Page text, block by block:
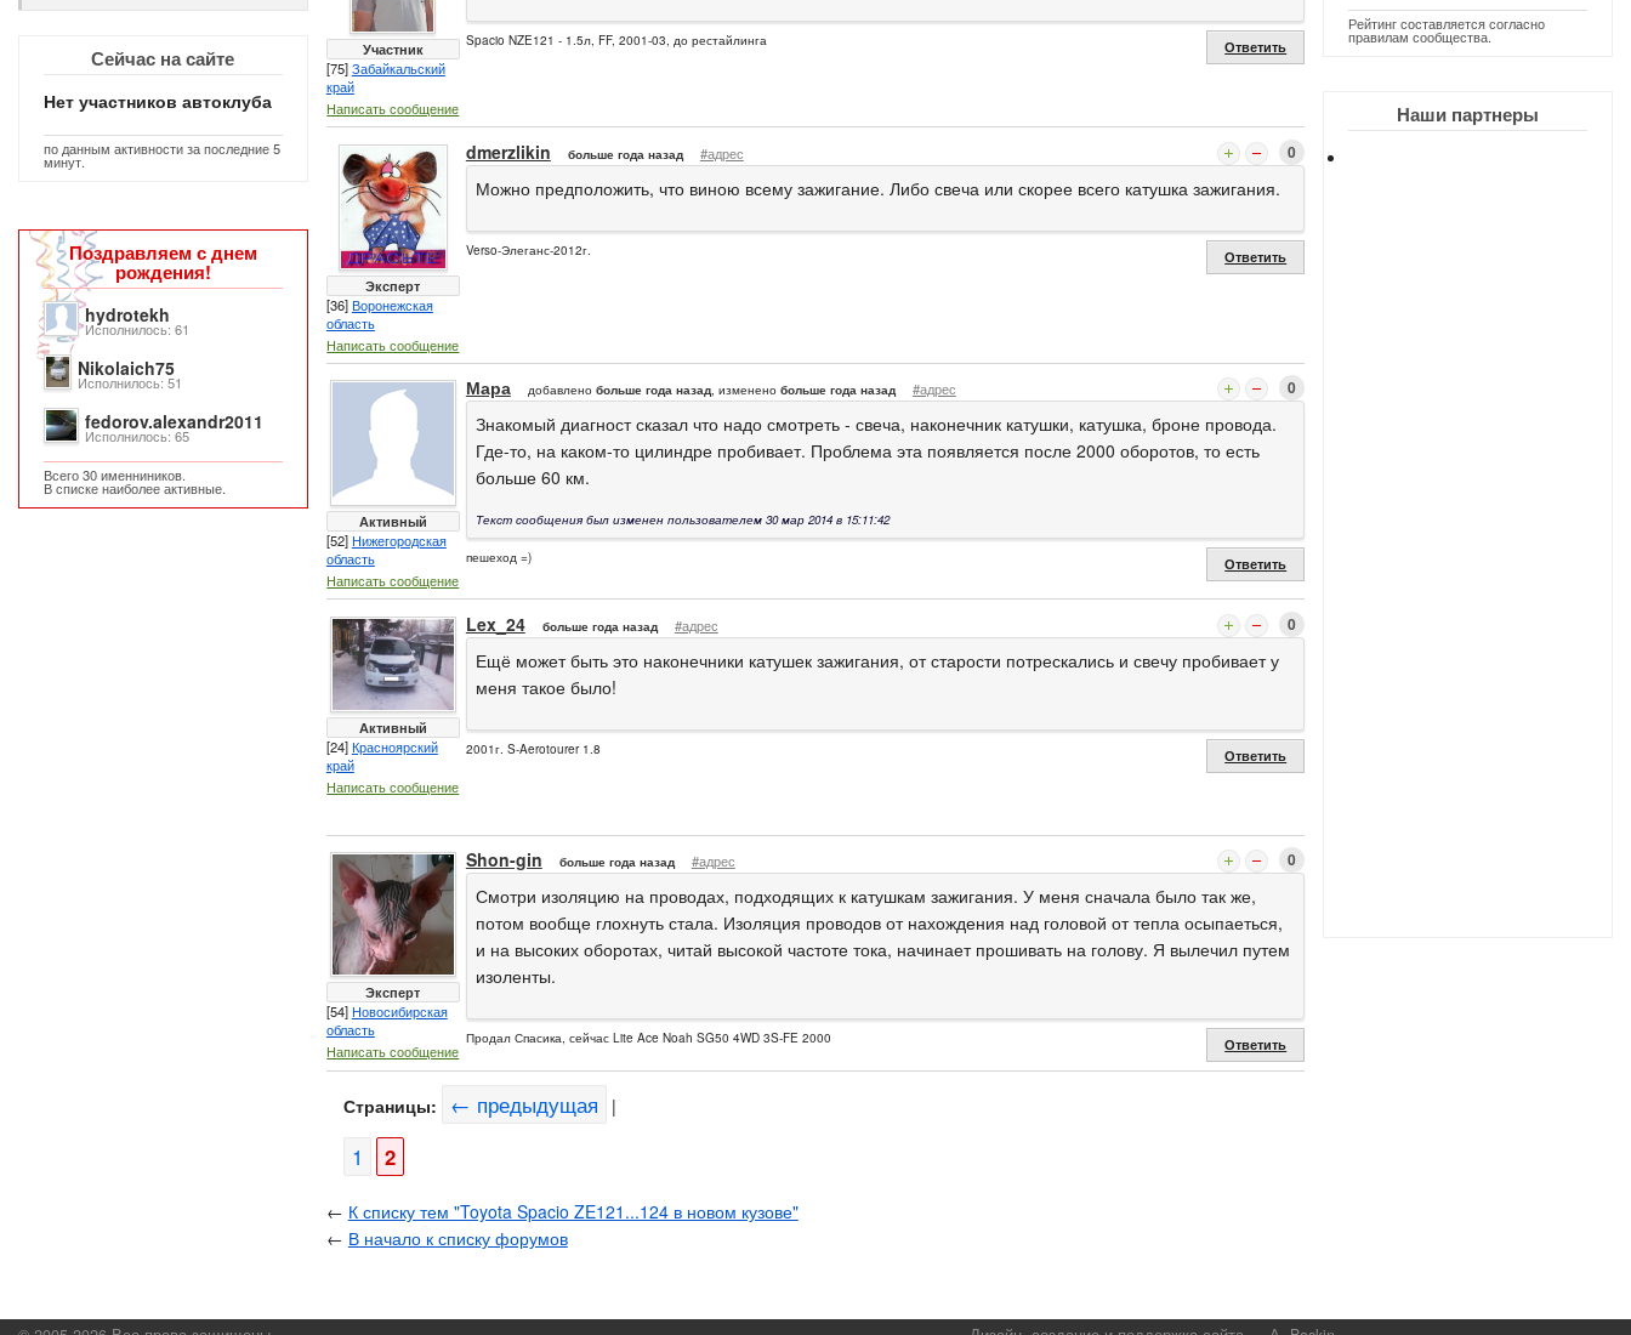
Рейтинг составляется согласно
правилам сообщества.
Наши партнеры
Участник
[75]Забайкальский
край
Написать сообщение
Spacio NZE121 - 1.5л, FF, 2001-03, до рестайлинга Ответить
Эксперт
[36]Воронежская
область
Написать сообщение
dmerzlikin больше года назад #адрес 0
Можно предположить, что виною всему зажигание. Либо свеча или скорее всего катушка зажигания.
Verso-Элеганс-2012г. Ответить
Активный
[52]Нижегородская
область
Написать сообщение
Мара добавлено больше года назад, изменено больше года назад #адрес 0
Знакомый диагност сказал что надо смотреть - свеча, наконечник катушки, катушка, броне провода.
Где-то, на каком-то цилиндре пробивает. Проблема эта появляется после 2000 оборотов, то есть
больше 60 км.
Текст сообщения был изменен пользователем 30 мар 2014 в 15:11:42
пешеход =) Ответить
Активный
[24]Красноярский
край
Написать сообщение
Lex_24 больше года назад #адрес 0
Ещё может быть это наконечники катушек зажигания, от старости потрескались и свечу пробивает у
меня такое было!
2001г. S-Aerotourer 1.8 Ответить
Эксперт
[54]Новосибирская
область
Написать сообщение
Shon-gin больше года назад #адрес 0
Смотри изоляцию на проводах, подходящих к катушкам зажигания. У меня сначала было так же,
потом вообще глохнуть стала. Изоляция проводов от нахождения над головой от тепла осыпаеться,
и на высоких оборотах, читай высокой частоте тока, начинает прошивать на голову. Я вылечил путем
изоленты.
Продал Спасика, сейчас Lite Ace Noah SG50 4WD 3S-FE 2000 Ответить
Страницы: ← предыдущая |
1 2
← К списку тем "Toyota Spacio ZE121...124 в новом кузове"
← В начало к списку форумов
Сейчас на сайте
Нет участников автоклуба
по данным активности за последние 5
минут.
Поздравляем с днем
рождения!
hydrotekh
Исполнилось: 61
Nikolaich75
Исполнилось: 51
fedorov.alexandr2011
Исполнилось: 65
Всего 30 именниников.
В списке наиболее активные.